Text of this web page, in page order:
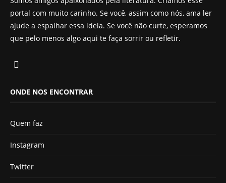
portal com muito carinho. Se você, assim como nós, ama ler
ajude a espalhar essa ideia. Se você não curte, esperamos
que pelo menos algo aqui te faça sorrir ou refletir.
ONDE NOS ENCONTRAR
Quem faz
Instagram
Twitter